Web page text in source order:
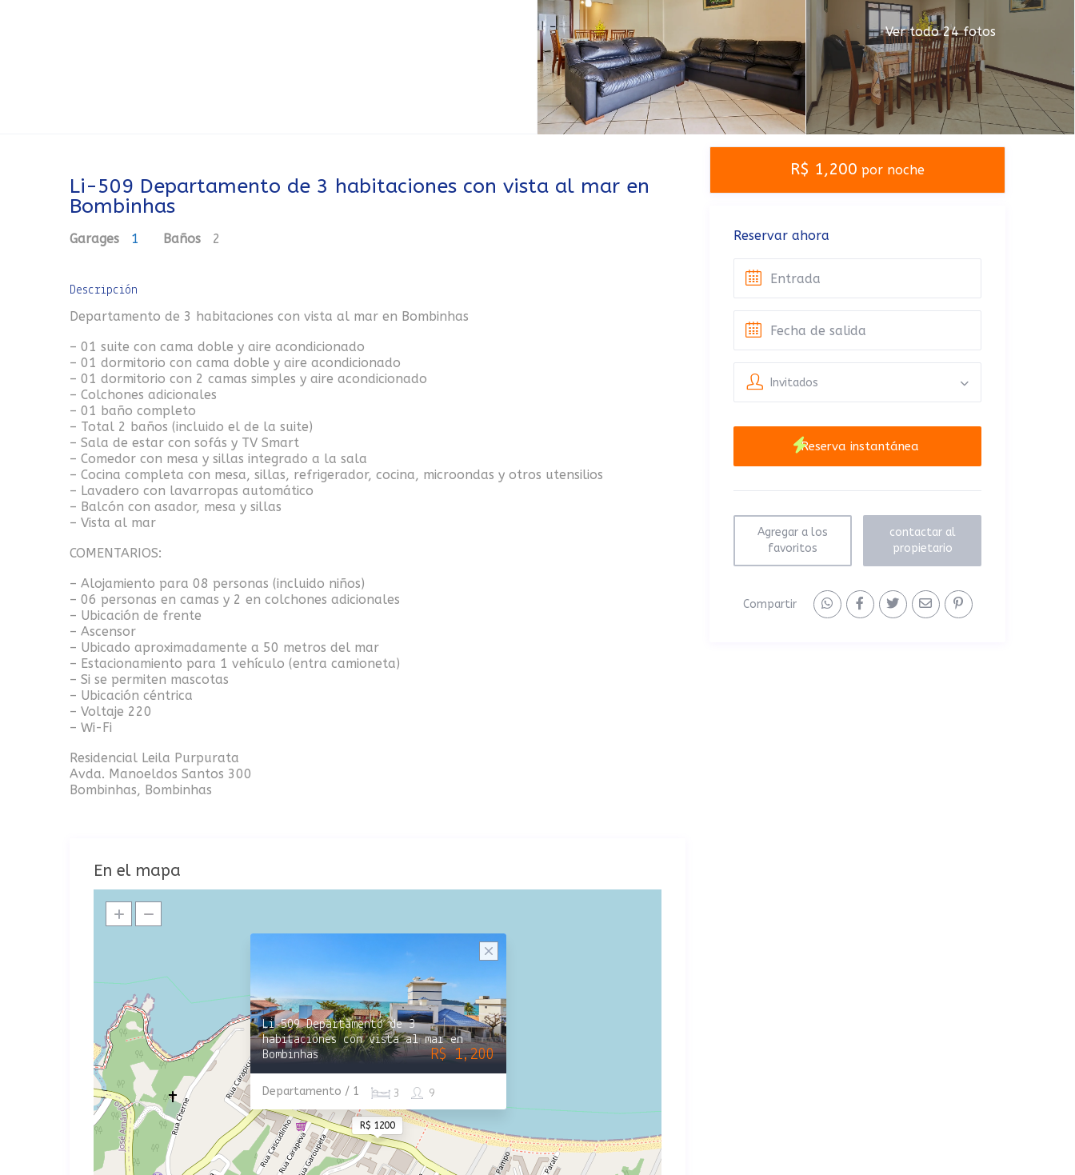
Ver todo 24 fotos
Li-509 Departamento de 3 habitaciones con vista al mar en
Bombinhas
Garages 1 Baños 2
Descripción
Departamento de 3 habitaciones con vista al mar en Bombinhas
– 01 suite con cama doble y aire acondicionado
– 01 dormitorio con cama doble y aire acondicionado
– 01 dormitorio con 2 camas simples y aire acondicionado
– Colchones adicionales
– 01 baño completo
– Total 2 baños (incluido el de la suite)
– Sala de estar con sofás y TV Smart
– Comedor con mesa y sillas integrado a la sala
– Cocina completa con mesa, sillas, refrigerador, cocina, microondas y otros utensilios
– Lavadero con lavarropas automático
– Balcón con asador, mesa y sillas
– Vista al mar
COMENTARIOS:
– Alojamiento para 08 personas (incluido niños)
– 06 personas en camas y 2 en colchones adicionales
– Ubicación de frente
– Ascensor
– Ubicado aproximadamente a 50 metros del mar
– Estacionamiento para 1 vehículo (entra camioneta)
– Si se permiten mascotas
– Ubicación céntrica
– Voltaje 220
– Wi-Fi
Residencial Leila Purpurata
Avda. Manoeldos Santos 300
Bombinhas, Bombinhas
En el mapa
R$ 1200
Li-509 Departamento de 3
habitaciones con vista al mar en
Bombinhas
Departamento / 1 9
3
R$ 1,200
R$ 1,200 por noche
Reservar ahora
Invitados
Agregar a los
favoritos
contactar al
propietario
Compartir